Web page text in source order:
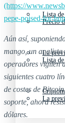
Lista
La
Precio
Lista
La
(https://
pepe-poised-for-
Aún así,
mango, un analista
operadores vigilen
siguientes cuatro
de costes de
soporte, ahora
dólares.